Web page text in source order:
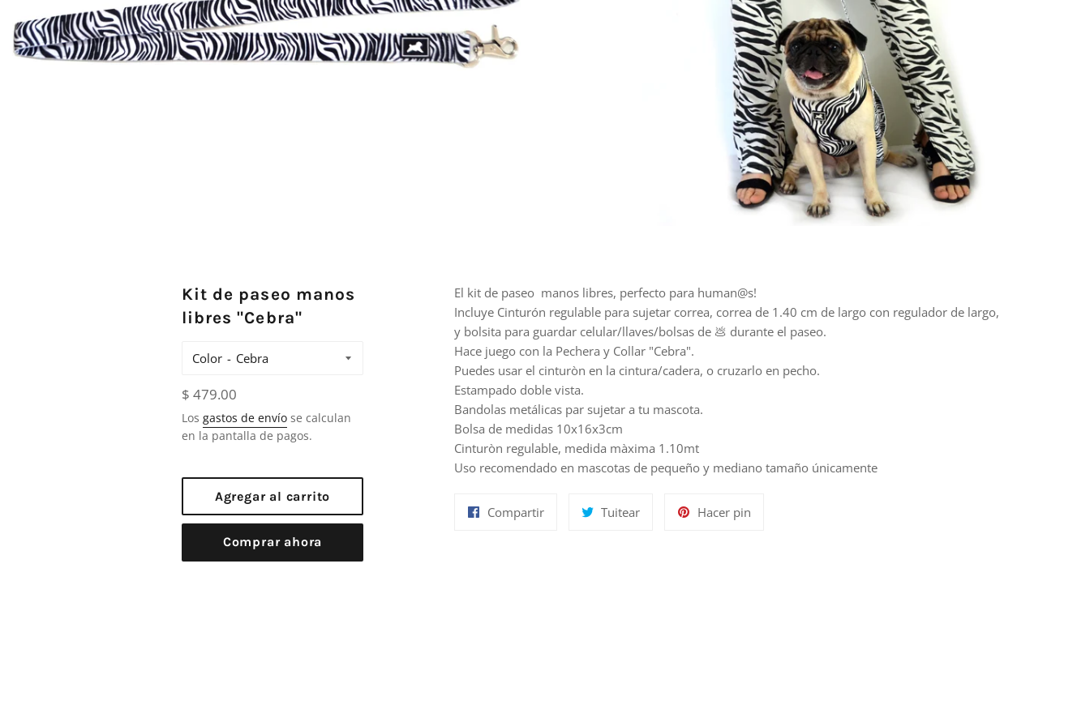
Kit de paseo manos
libres "Cebra"
Color
Precio
habitual
$ 479.00
Los gastos de envío se calculan
en la pantalla de pagos.
Agregar al carrito
Comprar ahora
El kit de paseo manos libres, perfecto para human@s!
Incluye Cinturón regulable para sujetar correa, correa de 1.40 cm de largo con regulador de largo,
y bolsita para guardar celular/llaves/bolsas de 💩 durante el paseo.
Hace juego con la Pechera y Collar "Cebra".
Puedes usar el cinturòn en la cintura/cadera, o cruzarlo en pecho.
Estampado doble vista.
Bandolas metálicas par sujetar a tu mascota.
Bolsa de medidas 10x16x3cm
Cinturòn regulable, medida màxima 1.10mt
Uso recomendado en mascotas de pequeño y mediano tamaño únicamente
CompartirCompartir TuitearTuitear
Hacer pin